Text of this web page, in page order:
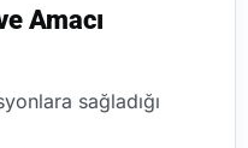
Amacı
sağladığı